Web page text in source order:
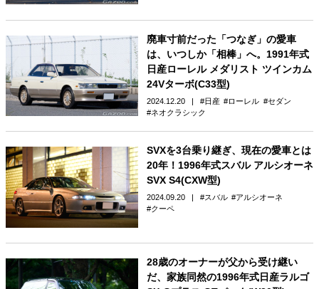
廃車寸前だった「つなぎ」の愛車
は、いつしか「相棒」へ。1991年式
日産ローレル メダリスト ツインカム
24Vターボ(C33型)
2024.12.20 日産 ローレル
セダン
ネオクラシック
SVXを3台乗り継ぎ、現在の愛車とは
20年！1996年式スバル アルシオーネ
SVX S4(CXW型)
2024.09.20 スバル
アルシオーネ
クーペ
28歳のオーナーが父から受け継い
だ、家族同然の1996年式日産ラルゴ